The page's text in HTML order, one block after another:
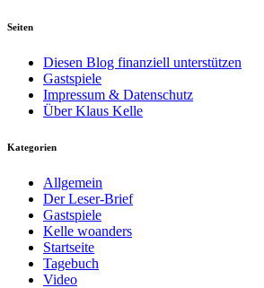
Seiten
Diesen Blog finanziell unterstützen
Gastspiele
Impressum & Datenschutz
Über Klaus Kelle
Kategorien
Allgemein
Der Leser-Brief
Gastspiele
Kelle woanders
Startseite
Tagebuch
Video